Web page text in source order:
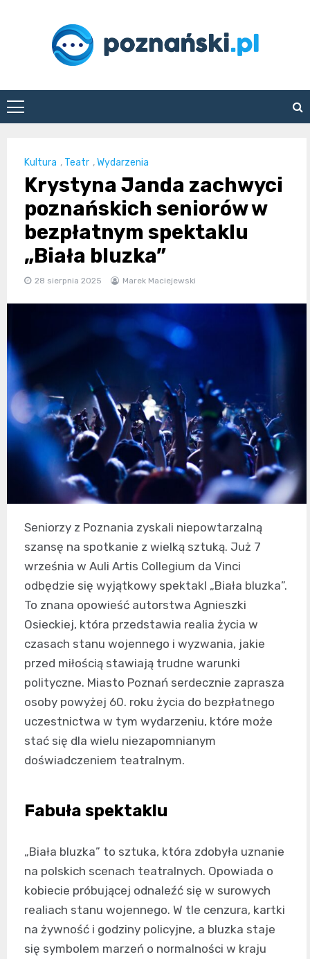
poznanski.pl
Kultura , Teatr ,Wydarzenia
Krystyna Janda zachwyci
poznańskich seniorów w
bezpłatnym spektaklu
„Biała bluzka”
28 sierpnia 2025 Marek Maciejewski
Seniorzy z Poznania zyskali niepowtarzalną
szansę na spotkanie z wielką sztuką. Już 7
września w Auli Artis Collegium da Vinci
odbędzie się wyjątkowy spektakl „Biała bluzka”.
To znana opowieść autorstwa Agnieszki
Osieckiej, która przedstawia realia życia w
czasach stanu wojennego i wyzwania, jakie
przed miłością stawiają trudne warunki
polityczne. Miasto Poznań serdecznie zaprasza
osoby powyżej 60. roku życia do bezpłatnego
uczestnictwa w tym wydarzeniu, które może
stać się dla wielu niezapomnianym
doświadczeniem teatralnym.
Fabuła spektaklu
„Biała bluzka” to sztuka, która zdobyła uznanie
na polskich scenach teatralnych. Opowiada o
kobiecie próbującej odnaleźć się w surowych
realiach stanu wojennego. W tle cenzura, kartki
na żywność i godziny policyjne, a bluzka staje
się symbolem marzeń o normalności w kraju